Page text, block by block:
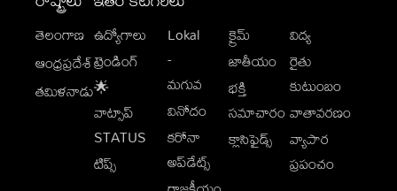
తెలంగాణ
ఆంధ్రప్రదేశ్
తమిళనాడు
ఉద్యోగాలు
ట్రెండింగ్
🌟
వాట్సాప్
STATUS
టిప్స్
Lokal
-
మగువ
వినోదం
కరోనా
అప్‌డేట్స్
క్రైమ్
జాతీయం
భక్తి
సమాచారం
క్లాసిఫైడ్స్
విద్య
రైతు
కుటుంబం
వాతావరణం
వ్యాపార
ప్రపంచం